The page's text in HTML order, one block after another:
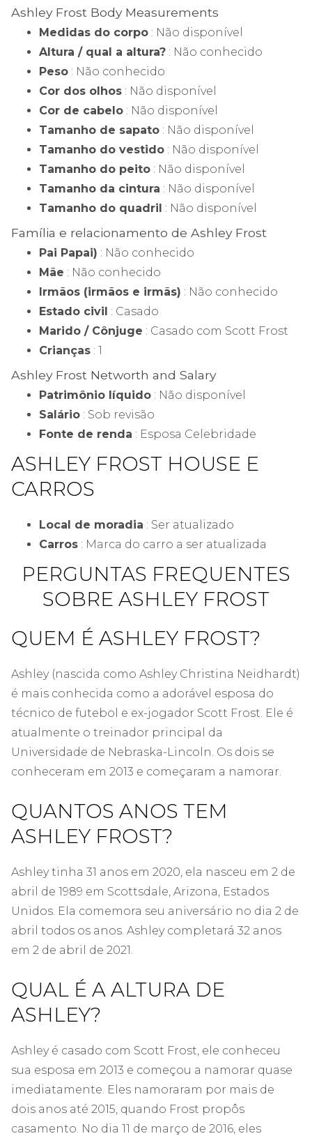
Ashley Frost Body Measurements
Medidas do corpo : Não disponível
Altura / qual a altura? : Não conhecido
Peso : Não conhecido
Cor dos olhos : Não disponível
Cor de cabelo : Não disponível
Tamanho de sapato : Não disponível
Tamanho do vestido : Não disponível
Tamanho do peito : Não disponível
Tamanho da cintura : Não disponível
Tamanho do quadril : Não disponível
Família e relacionamento de Ashley Frost
Pai Papai) : Não conhecido
Mãe : Não conhecido
Irmãos (irmãos e irmãs) : Não conhecido
Estado civil : Casado
Marido / Cônjuge : Casado com Scott Frost
Crianças : 1
Ashley Frost Networth and Salary
Patrimônio líquido : Não disponível
Salário : Sob revisão
Fonte de renda : Esposa Celebridade
ASHLEY FROST HOUSE E
CARROS
Local de moradia : Ser atualizado
Carros : Marca do carro a ser atualizada
PERGUNTAS FREQUENTES
SOBRE ASHLEY FROST
QUEM É ASHLEY FROST?
Ashley (nascida como Ashley Christina Neidhardt)
é mais conhecida como a adorável esposa do
técnico de futebol e ex-jogador Scott Frost. Ele é
atualmente o treinador principal da
Universidade de Nebraska-Lincoln. Os dois se
conheceram em 2013 e começaram a namorar.
QUANTOS ANOS TEM
ASHLEY FROST?
Ashley tinha 31 anos em 2020, ela nasceu em 2 de
abril de 1989 em Scottsdale, Arizona, Estados
Unidos. Ela comemora seu aniversário no dia 2 de
abril todos os anos. Ashley completará 32 anos
em 2 de abril de 2021.
QUAL É A ALTURA DE
ASHLEY?
Ashley é casado com Scott Frost, ele conheceu
sua esposa em 2013 e começou a namorar quase
imediatamente. Eles namoraram por mais de
dois anos até 2015, quando Frost propôs
casamento. No dia 11 de março de 2016, eles